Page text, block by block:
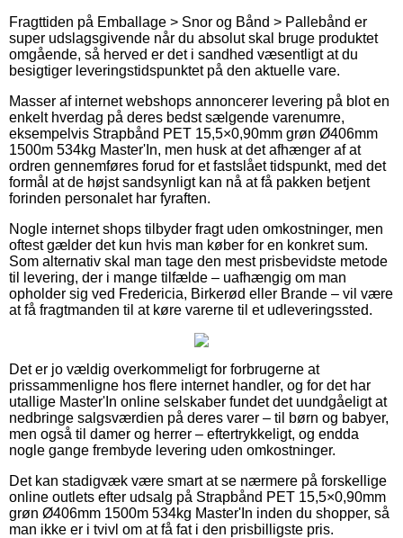
Fragttiden på Emballage > Snor og Bånd > Pallebånd er
super udslagsgivende når du absolut skal bruge produktet
omgående, så herved er det i sandhed væsentligt at du
besigtiger leveringstidspunktet på den aktuelle vare.
Masser af internet webshops annoncerer levering på blot en
enkelt hverdag på deres bedst sælgende varenumre,
eksempelvis Strapbånd PET 15,5×0,90mm grøn Ø406mm
1500m 534kg Master'In, men husk at det afhænger af at
ordren gennemføres forud for et fastslået tidspunkt, med det
formål at de højst sandsynligt kan nå at få pakken betjent
forinden personalet har fyraften.
Nogle internet shops tilbyder fragt uden omkostninger, men
oftest gælder det kun hvis man køber for en konkret sum.
Som alternativ skal man tage den mest prisbevidste metode
til levering, der i mange tilfælde – uafhængig om man
opholder sig ved Fredericia, Birkerød eller Brande – vil være
at få fragtmanden til at køre varerne til et udleveringssted.
Det er jo vældig overkommeligt for forbrugerne at
prissammenligne hos flere internet handler, og for det har
utallige Master'In online selskaber fundet det uundgåeligt at
nedbringe salgsværdien på deres varer – til børn og babyer,
men også til damer og herrer – eftertrykkeligt, og endda
nogle gange frembyde levering uden omkostninger.
Det kan stadigvæk være smart at se nærmere på forskellige
online outlets efter udsalg på Strapbånd PET 15,5×0,90mm
grøn Ø406mm 1500m 534kg Master'In inden du shopper, så
man ikke er i tvivl om at få fat i den prisbilligste pris.